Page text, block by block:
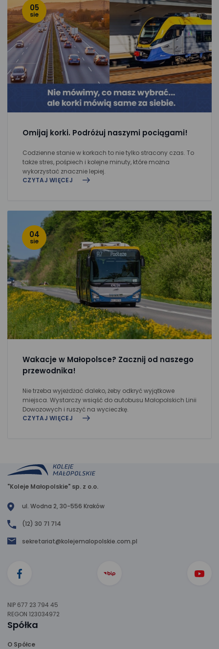
05
sie
Omijaj korki. Podróżuj naszymi pociągami!
Codzienne stanie w korkach to nie tylko stracony czas. To
także stres, pośpiech i kolejne minuty, które można
wykorzystać znacznie lepiej.
CZYTAJ WIĘCEJ
04
sie
Wakacje w Małopolsce? Zacznij od naszego
przewodnika!
Nie trzeba wyjeżdżać daleko, żeby odkryć wyjątkowe
miejsca. Wystarczy wsiąść do autobusu Małopolskich Linii
Dowozowych i ruszyć na wycieczkę.
CZYTAJ WIĘCEJ
"Koleje Małopolskie" sp. z o.o.
ul. Wodna 2, 30-556 Kraków
(12) 30 71 714
sekretariat@kolejemalopolskie.com.pl
NIP 677 23 794 45
REGON 123034972
Spółka
O Spółce